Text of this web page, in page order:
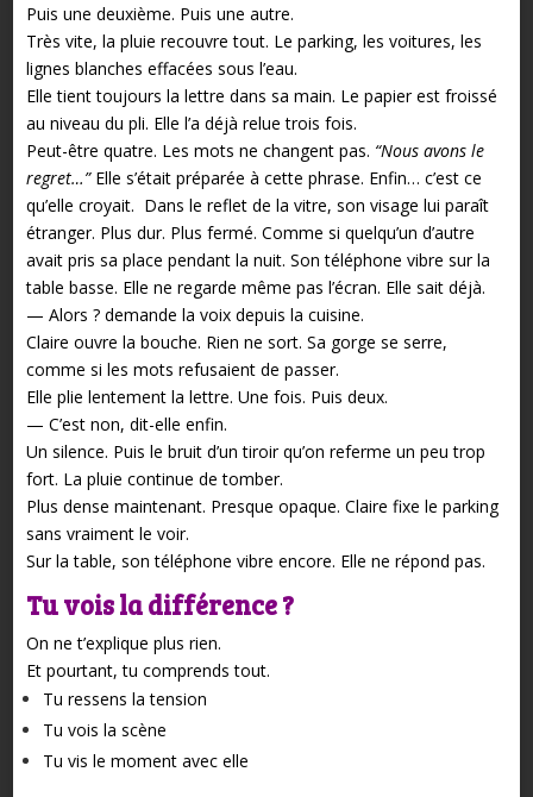
Puis une deuxième. Puis une autre.
Très vite, la pluie recouvre tout. Le parking, les voitures, les
lignes blanches effacées sous l’eau.
Elle tient toujours la lettre dans sa main. Le papier est froissé
au niveau du pli. Elle l’a déjà relue trois fois.
Peut-être quatre. Les mots ne changent pas. “Nous avons le
regret…” Elle s’était préparée à cette phrase. Enfin… c’est ce
qu’elle croyait. Dans le reflet de la vitre, son visage lui paraît
étranger. Plus dur. Plus fermé. Comme si quelqu’un d’autre
avait pris sa place pendant la nuit. Son téléphone vibre sur la
table basse. Elle ne regarde même pas l’écran. Elle sait déjà.
— Alors ? demande la voix depuis la cuisine.
Claire ouvre la bouche. Rien ne sort. Sa gorge se serre,
comme si les mots refusaient de passer.
Elle plie lentement la lettre. Une fois. Puis deux.
— C’est non, dit-elle enfin.
Un silence. Puis le bruit d’un tiroir qu’on referme un peu trop
fort. La pluie continue de tomber.
Plus dense maintenant. Presque opaque. Claire fixe le parking
sans vraiment le voir.
Sur la table, son téléphone vibre encore. Elle ne répond pas.
Tu vois la différence ?
On ne t’explique plus rien.
Et pourtant, tu comprends tout.
Tu ressens la tension
Tu vois la scène
Tu vis le moment avec elle